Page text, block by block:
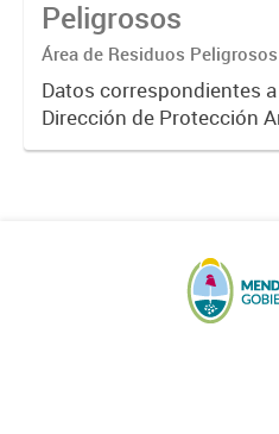
Peligrosos
Área de Residuos
Dirección de Protección
Datos correspondientes
Dirección de Protección
sobre los operadores